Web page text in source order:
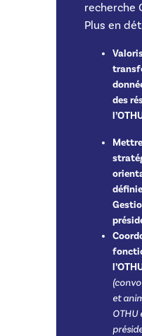
recherche
Plus en
des
et
OTHU